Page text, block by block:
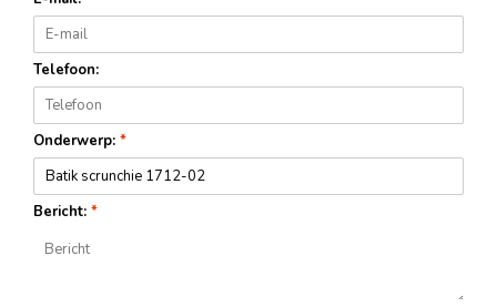
Telefoon:
Onderwerp: *
Bericht: *